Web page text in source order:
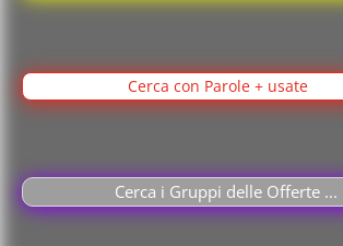
Cerca con Parole + usate
Cerca i Gruppi delle Offerte ...